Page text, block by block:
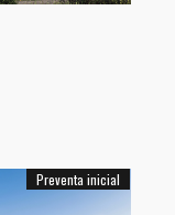
Preventa inicial